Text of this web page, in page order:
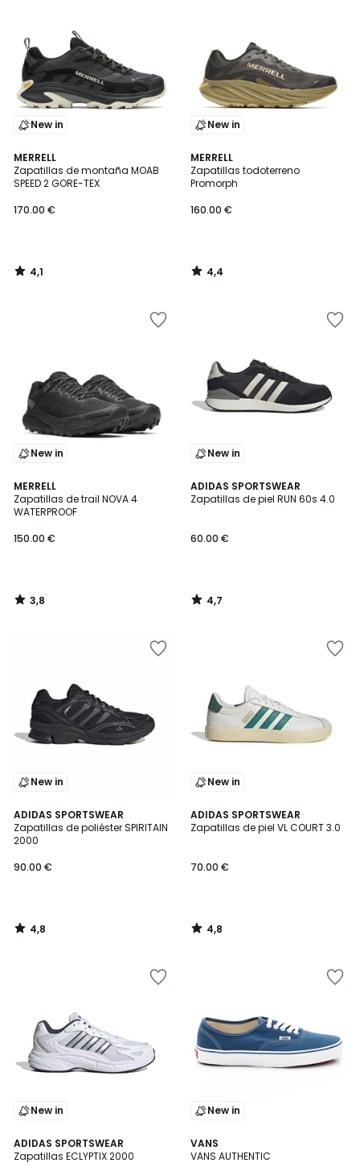
New in
MERRELL
Zapatillas de montaña MOAB
SPEED 2 GORE-TEX
170.00 €
4,1
/ 5
4,1
/
New in
MERRELL
Zapatillas todoterreno
Promorph
160.00 €
4,4
/ 5
4,4
/
New in
MERRELL
Zapatillas de trail NOVA 4
WATERPROOF
150.00 €
3,8
/ 5
3,8
/
New in
ADIDAS SPORTSWEAR
Zapatillas de piel RUN 60s 4.0
60.00 €
4,7
/ 5
4,7
/
New in
ADIDAS SPORTSWEAR
Zapatillas de poliéster SPIRITAIN
2000
90.00 €
4,8
/ 5
4,8
/
New in
ADIDAS SPORTSWEAR
Zapatillas de piel VL COURT 3.0
70.00 €
4,8
/ 5
4,8
/
New in
ADIDAS SPORTSWEAR
Zapatillas ECLYPTIX 2000
4,8
/ 5
New in
VANS
VANS AUTHENTIC
4,5
/ 5